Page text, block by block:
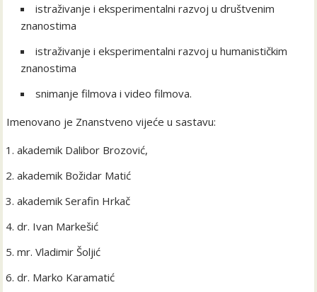
istraživanje i eksperimentalni razvoj u društvenim
znanostima
istraživanje i eksperimentalni razvoj u humanističkim
znanostima
snimanje filmova i video filmova.
Imenovano je Znanstveno vijeće u sastavu:
akademik Dalibor Brozović,
akademik Božidar Matić
akademik Serafin Hrkač
dr. Ivan Markešić
mr. Vladimir Šoljić
dr. Marko Karamatić